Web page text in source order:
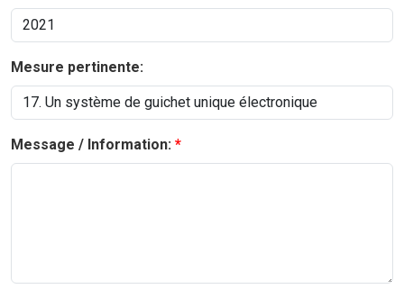
Mesure pertinente:
Message / Information: